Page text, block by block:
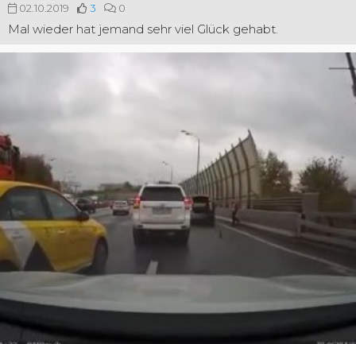
02.10.2019 3 0
Mal wieder hat jemand sehr viel Glück gehabt.